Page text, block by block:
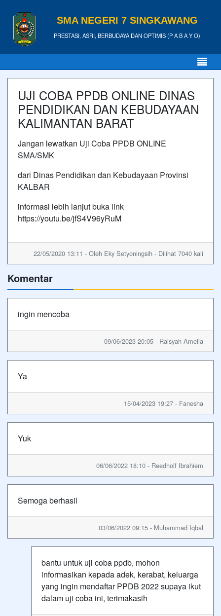
SMA NEGERI 7 SINGKAWANG
PRESTASI, ASRI, BERBUDAYA DAN OPTIMIS (P A B A Y O)
UJI COBA PPDB ONLINE DINAS
PENDIDIKAN DAN KEBUDAYAAN
KALIMANTAN BARAT
Jangan lewatkan Uji Coba PPDB ONLINE
SMA/SMK
dari Dinas Pendidikan dan Kebudayaan Provinsi
KALBAR
informasi lebih lanjut buka link
https://youtu.be/jfS4V96yRuM
22/05/2020 13:11 - Oleh Eky Setyoningsih - Dilihat 7040 kali
Komentar
ingin mencoba
09/06/2023 20:05 - Raisyah Amelia
Ya
15/04/2023 19:27 - Fanesha
Yuk
06/06/2022 18:10 - Reedholf Ibrahiem
Semoga berhasil
03/06/2022 09:15 - Muhammad Iqbal
bantu untuk uji coba ppdb, mohon
informasikan kepada adek, kerabat, keluarga
yang ingin mendaftar PPDB 2022 supaya ikut
dalam uji coba ini, terimakasih